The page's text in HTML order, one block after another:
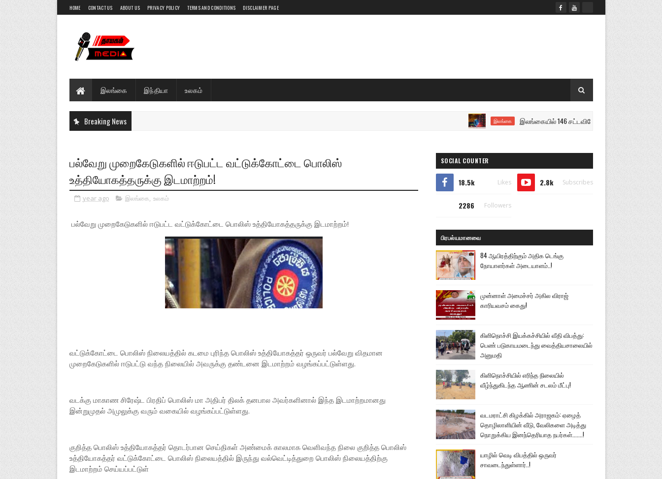
HOME CONTACT US ABOUT US PRIVACY POLICY TERMS AND CONDITIONS DISCLAIMER PAGE
இலங்கை இந்தியா உலகம்
Breaking News இலங்கை இலங்கையில் 146 சட்டவிரோத சூதாட்ட இணையதளங்களை
பல்வேறு முறைகேடுகளில் ஈடுபட்ட வட்டுக்கோட்டை பொலிஸ்
உத்தியோகத்தருக்கு இடமாற்றம்!
year ago இலங்கை, உலகம்
பல்வேறு முறைகேடுகளில் ஈடுபட்ட வட்டுக்கோட்டை பொலிஸ் உத்தியோகத்தருக்கு இடமாற்றம்!
வட்டுக்கோட்டை பொலிஸ் நிலையத்தில் கடமை புரிந்த பொலிஸ் உத்தியோகத்தர் ஒருவர் பல்வேறு விதமான
முறைகேடுகளில் ஈடுபட்டு வந்த நிலையில் அவருக்கு தண்டனை இடமாற்றம் வழங்கப்பட்டுள்ளது.
வடக்கு மாகாண சிரேஷ்ட பிரதிப் பொலிஸ் மா அதிபர் திலக் தனபால அவர்களினால் இந்த இடமாற்றமானது
இன்றுமுதல் அமுலுக்கு வரும் வகையில் வழங்கப்பட்டுள்ளது.
குறித்த பொலிஸ் உத்தியோகத்தர் தொடர்பான செய்திகள் அண்மைக் காலமாக வெளிவந்த நிலை குறித்த பொலிஸ்
உத்தியோகத்தர் வட்டுக்கோட்டை பொலிஸ் நிலையத்தில் இருந்து வல்வெட்டித்துறை பொலிஸ் நிலையத்திற்கு
இடமாற்றம் செய்யப்பட்டுள்
SOCIAL COUNTER
18.5k Likes 2.8k Subscribes
2286 Followers
பிரபல்யமானவை
84 ஆயிரத்திற்கும் அதிக டெங்கு
நோயாளர்கள் அடையாளம்..!
முன்னாள் அமைச்சர் அகில விராஜ்
காரியவசம் கைது!
கிளிநொச்சி இயக்கச்சியில் வீதி விபத்து:
பெண் படுகாயமடைந்து வைத்தியசாலையில்
அனுமதி
கிளிநொச்சியில் எரிந்த நிலையில்
வீழ்ந்துகிடந்த ஆணின் சடலம் மீட்பு!
வடமராட்சி கிழக்கில் அராஜகம்: ஏழைத்
தொழிலாளியின் வீடு, வேலிகளை அடித்து
நொறுக்கிய இனந்தெரியாத நபர்கள்.......!
யாழில் வெடி விபத்தில் ஒருவர்
சாவடைந்துள்ளார்..!